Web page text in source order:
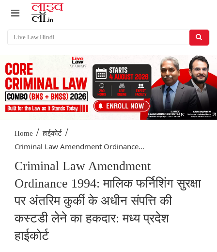
Home / हाईकोर्ट /
Criminal Law Amendment Ordinance...
Criminal Law Amendment
Ordinance 1994: मालिक फर्निशिंग सुरक्षा
पर अंतरिम कुर्की के अधीन संपत्ति की
कस्टडी लेने का हकदार: मध्य प्रदेश
हाईकोर्ट